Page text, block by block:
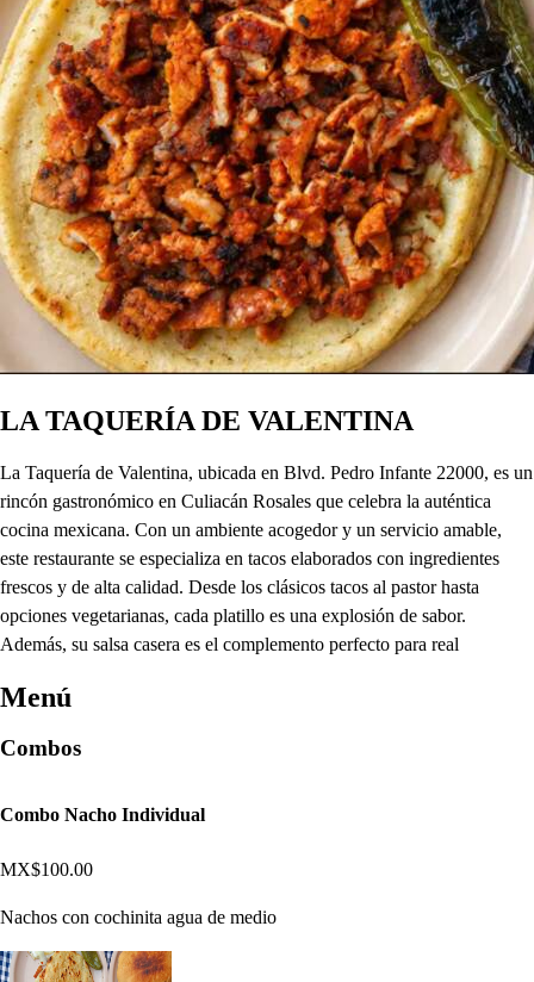
LA TAQUERÍA DE VALENTINA
La Taquería de Valentina, ubicada en Blvd. Pedro Infante 22000, es un
rincón gastronómico en Culiacán Rosales que celebra la auténtica
cocina mexicana. Con un ambiente acogedor y un servicio amable,
este restaurante se especializa en tacos elaborados con ingredientes
frescos y de alta calidad. Desde los clásicos tacos al pastor hasta
opciones vegetarianas, cada platillo es una explosión de sabor.
Además, su salsa casera es el complemento perfecto para real
Menú
Combos
Combo Nacho Individual
MX$100.00
Nachos con cochinita agua de medio